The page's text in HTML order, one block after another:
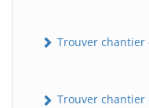
Trouver chantier
Trouver chantier